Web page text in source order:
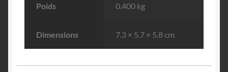
Poids 0.400 kg
Dimensions 7.3 × 5.7 × 5.8 cm